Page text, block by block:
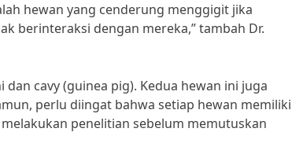
hewan yang cenderung menggigit jika
berinteraksi dengan mereka,” tambah Dr.
cavy (guinea pig). Kedua hewan ini juga
perlu diingat bahwa setiap hewan memiliki
penelitian sebelum memutuskan